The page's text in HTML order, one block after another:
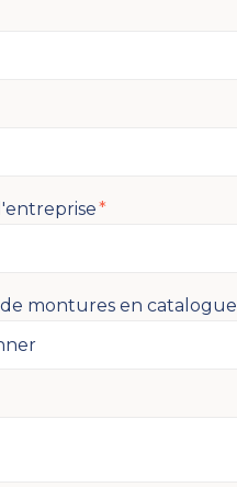
*
montures en catalogue